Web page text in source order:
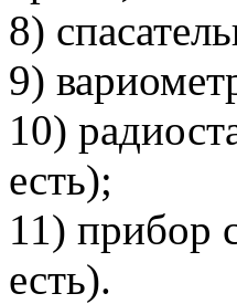
8)
9)
10)
есть);
11) прибор
есть).